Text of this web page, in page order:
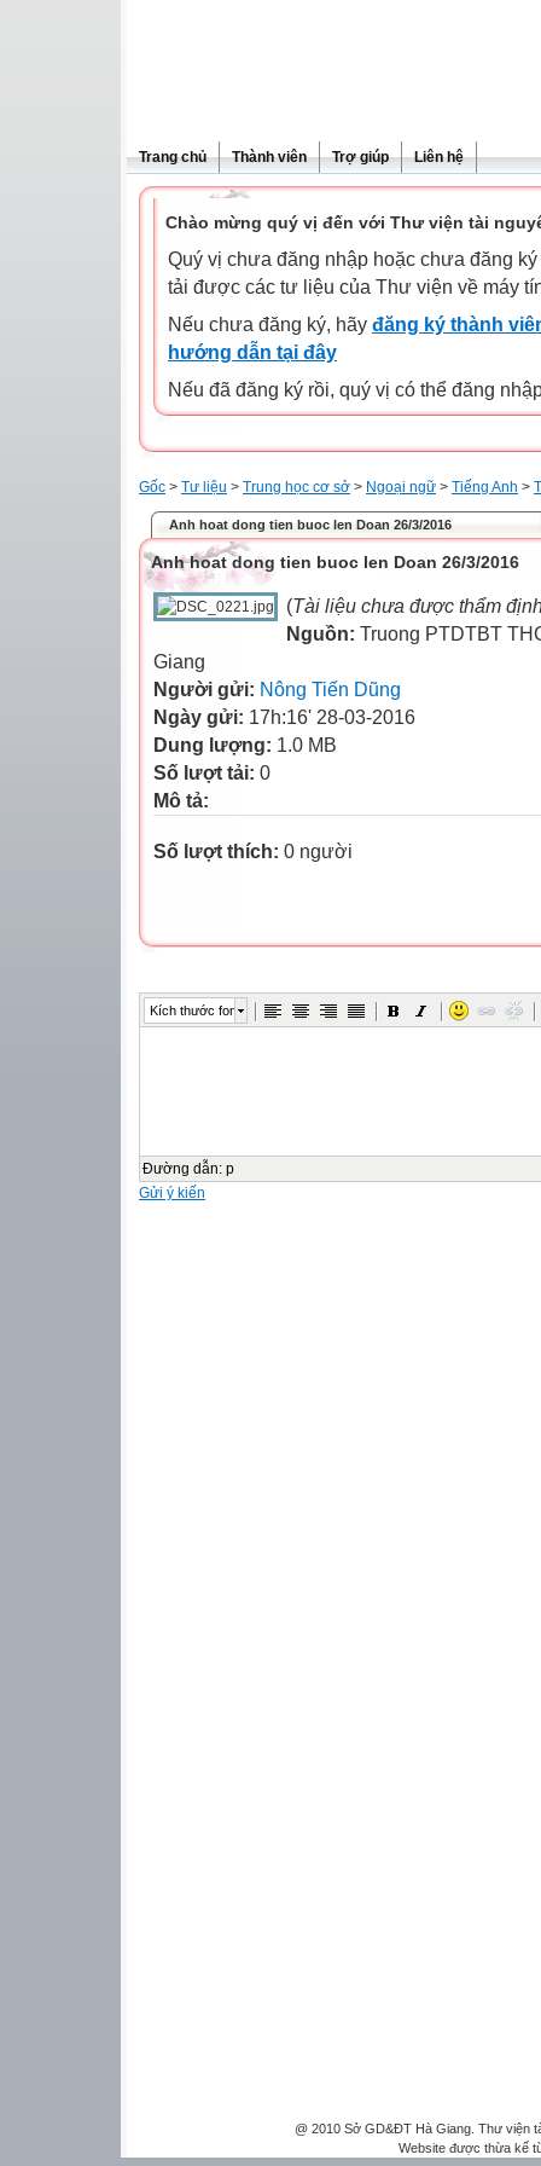
Trang chủ Thành viên Trợ giúp Liên hệ
Chào mừng quý vị đến với Thư viện tài
Quý vị chưa đăng nhập hoặc chưa đăng
tải được các tư liệu của Thư viện về máy
Nếu chưa đăng ký, hãy đăng ký thành
hướng dẫn tại đây
Nếu đã đăng ký rồi, quý vị có thể đăng
Gốc > Tư liệu > Trung học cơ sở > Ngoại ngữ > Tiếng Anh >
Anh hoat dong tien buoc len Doan 26/3/2016
Anh hoat dong tien buoc len Doan 26/3/2016
(Tài liệu chưa được thẩm
Nguồn: Truong PTDTBT
Giang
Người gửi: Nông Tiến Dũng
Ngày gửi: 17h:16' 28-03-2016
Dung lượng: 1.0 MB
Số lượt tải: 0
Mô tả:
Số lượt thích: 0 người
Kích thước font
Đường dẫn: p
Gửi ý kiến
@ 2010 Sở GD&ĐT Hà Giang. Thư viện
Website được thừa kế